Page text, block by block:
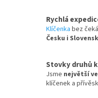
Rychlá
Klíčenka bez
Česku i
Stovky druhů
Jsme největší
klíčenek a